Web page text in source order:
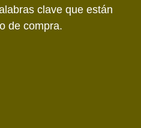
clave que están
de compra.